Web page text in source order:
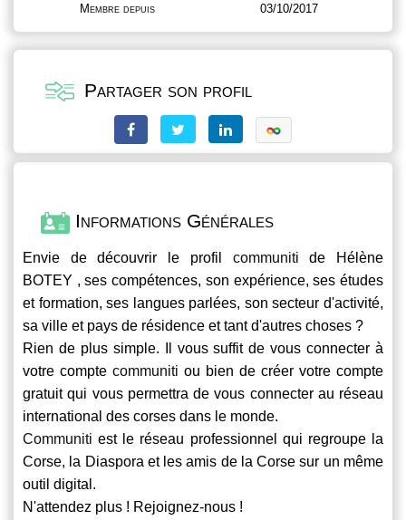
Membre depuis 03/10/2017
Partager son profil
Informations Générales
Envie de découvrir le profil communiti de Hélène
BOTEY , ses compétences, son expérience, ses études
et formation, ses langues parlées, son secteur d'activité,
sa ville et pays de résidence et tant d'autres choses ?
Rien de plus simple. Il vous suffit de vous connecter à
votre compte communiti ou bien de créer votre compte
gratuit qui vous permettra de vous connecter au réseau
international des corses dans le monde.
Communiti est le réseau professionnel qui regroupe la
Corse, la Diaspora et les amis de la Corse sur un même
outil digital.
N'attendez plus ! Rejoignez-nous !